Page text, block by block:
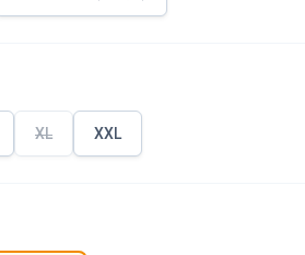
XL XXL